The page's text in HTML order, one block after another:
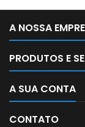
A NOSSA
PRODUTOS E
A SUA CONTA
CONTATO